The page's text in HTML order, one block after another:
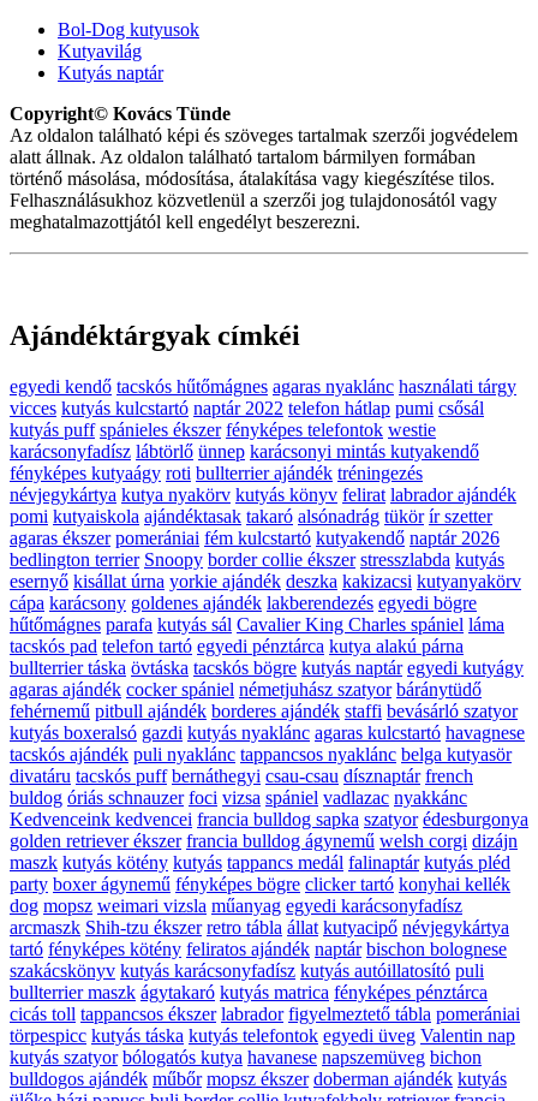
Bol-Dog kutyusok
Kutyavilág
Kutyás naptár
Copyright© Kovács Tünde
Az oldalon található képi és szöveges tartalmak szerzői jogvédelem
alatt állnak. Az oldalon található tartalom bármilyen formában
történő másolása, módosítása, átalakítása vagy kiegészítése tilos.
Felhasználásukhoz közvetlenül a szerzői jog tulajdonosától vagy
meghatalmazottjától kell engedélyt beszerezni.
Ajándéktárgyak címkéi
egyedi kendő tacskós hűtőmágnes agaras nyaklánc használati tárgy
vicces kutyás kulcstartó naptár 2022 telefon hátlap pumi csősál
kutyás puff spánieles ékszer fényképes telefontok westie
karácsonyfadísz lábtörlő ünnep karácsonyi mintás kutyakendő
fényképes kutyaágy roti bullterrier ajándék tréningezés
névjegykártya kutya nyakörv kutyás könyv felirat labrador ajándék
pomi kutyaiskola ajándéktasak takaró alsónadrág tükör ír szetter
agaras ékszer pomerániai fém kulcstartó kutyakendő naptár 2026
bedlington terrier Snoopy border collie ékszer stresszlabda kutyás
esernyő kisállat úrna yorkie ajándék deszka kakizacsi kutyanyakörv
cápa karácsony goldenes ajándék lakberendezés egyedi bögre
hűtőmágnes parafa kutyás sál Cavalier King Charles spániel láma
tacskós pad telefon tartó egyedi pénztárca kutya alakú párna
bullterrier táska övtáska tacskós bögre kutyás naptár egyedi kutyágy
agaras ajándék cocker spániel németjuhász szatyor báránytüdő
fehérnemű pitbull ajándék borderes ajándék staffi bevásárló szatyor
kutyás boxeralsó gazdi kutyás nyaklánc agaras kulcstartó havagnese
tacskós ajándék puli nyaklánc tappancsos nyaklánc belga kutyasör
divatáru tacskós puff bernáthegyi csau-csau dísznaptár french
buldog óriás schnauzer foci vizsa spániel vadlazac nyakkánc
Kedvenceink kedvencei francia bulldog sapka szatyor édesburgonya
golden retriever ékszer francia bulldog ágynemű welsh corgi dizájn
maszk kutyás kötény kutyás tappancs medál falinaptár kutyás pléd
party boxer ágynemű fényképes bögre clicker tartó konyhai kellék
dog mopsz weimari vizsla műanyag egyedi karácsonyfadísz
arcmaszk Shih-tzu ékszer retro tábla állat kutyacipő névjegykártya
tartó fényképes kötény feliratos ajándék naptár bischon bolognese
szakácskönyv kutyás karácsonyfadísz kutyás autóillatosító puli
bullterrier maszk ágytakaró kutyás matrica fényképes pénztárca
cicás toll tappancsos ékszer labrador figyelmeztető tábla pomerániai
törpespicc kutyás táska kutyás telefontok egyedi üveg Valentin nap
kutyás szatyor bólogatós kutya havanese napszemüveg bichon
bulldogos ajándék műbőr mopsz ékszer doberman ajándék kutyás